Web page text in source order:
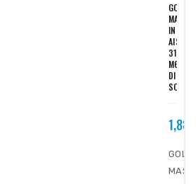
INOX
AISI
316
M6
DI
1,88€